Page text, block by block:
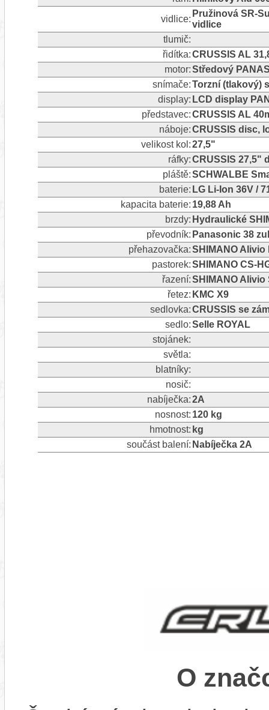
vidlice:
Pružinová SR-
vidlice
tlumič:
řidítka:CRUSSIS AL
motor:Středový
snímače:Torzní (tlakový)
display: LCD display
představec:CRUSSIS AL
náboje:CRUSSIS disc,
velikost kol:27,5"
ráfky:CRUSSIS 27,5"
pláště:SCHWALBE
baterie: LG Li-Ion 36V /
kapacita baterie: 19,88 Ah
brzdy: Hydraulické
převodník: Panasonic 38
přehazovačka:SHIMANO Alivio
pastorek:SHIMANO CS-
řazení:SHIMANO Alivio
řetez: KMC X9
sedlovka:CRUSSIS se
sedlo:Selle ROYAL
stojánek:
světla:
blatníky:
nosič:
nabíječka:2A
nosnost: 120 kg
hmotnost: kg
součást balení: Nabíječka 2A
O